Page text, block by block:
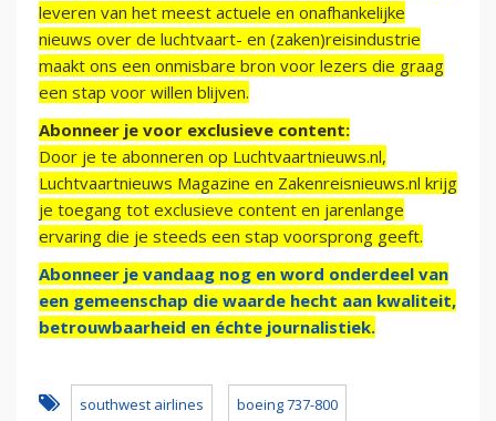
leveren van het meest actuele en onafhankelijke
nieuws over de luchtvaart- en (zaken)reisindustrie
maakt ons een onmisbare bron voor lezers die graag
een stap voor willen blijven.
Abonneer je voor exclusieve content:
Door je te abonneren op Luchtvaartnieuws.nl,
Luchtvaartnieuws Magazine en Zakenreisnieuws.nl krijg
je toegang tot exclusieve content en jarenlange
ervaring die je steeds een stap voorsprong geeft.
Abonneer je vandaag nog en word onderdeel van
een gemeenschap die waarde hecht aan kwaliteit,
betrouwbaarheid en échte journalistiek.
southwest airlines boeing 737-800